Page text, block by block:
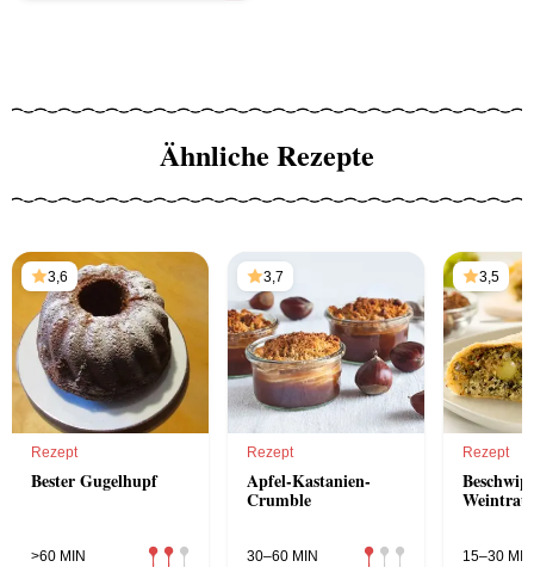
Ähnliche Rezepte
3,6
Rezept
Bester Gugelhupf
>60 MIN
3,7
Rezept
Apfel-Kastanien-
Crumble
30–60 MIN
3,5
Rezept
15–30 MIN